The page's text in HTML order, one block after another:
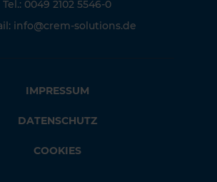
Tel.: 0049 2102 5546-0
info@crem-solutions.de
IMPRESSUM
DATENSCHUTZ
COOKIES